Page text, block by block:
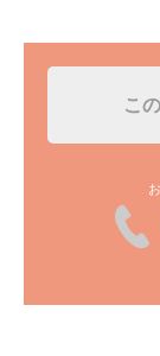
こ